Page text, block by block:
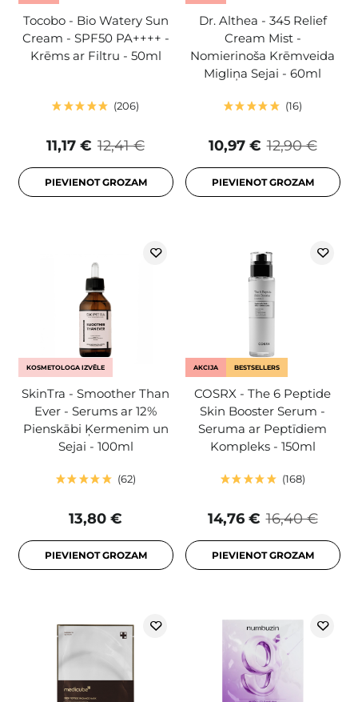
Tocobo - Bio Watery Sun
Cream - SPF50 PA++++ -
Krēms ar Filtru - 50ml
206
12,41 €
11,17 €
PIEVIENOT GROZAM
Dr. Althea - 345 Relief
Cream Mist -
Nomierinoša Krēmveida
Migliņa Sejai - 60ml
16
12,90 €
10,97 €
PIEVIENOT GROZAM
KOSMETOLOGA IZVĒLE
SkinTra - Smoother Than
Ever - Serums ar 12%
Pienskābi Ķermenim un
Sejai - 100ml
62
13,80 €
PIEVIENOT GROZAM
AKCIJA BESTSELLERS
COSRX - The 6 Peptide
Skin Booster Serum -
Seruma ar Peptīdiem
Kompleks - 150ml
168
16,40 €
14,76 €
PIEVIENOT GROZAM